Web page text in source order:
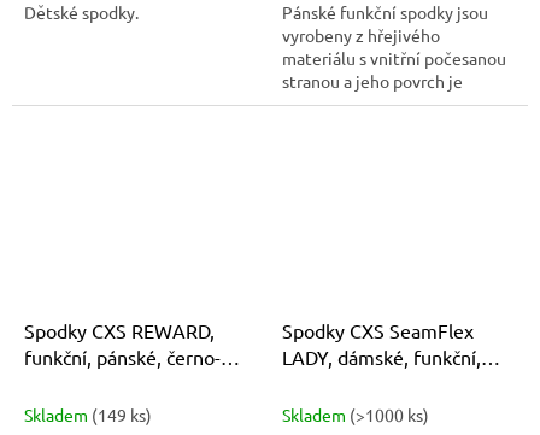
Dětské spodky.
Pánské funkční spodky jsou
vyrobeny z hřejivého
materiálu s vnitřní počesanou
stranou a jeho povrch je
ošetřen antibakteriální
Spodky CXS REWARD,
funkční, pánské, černo-
Skladem (149 ks)
Spodky CXS SeamFlex
LADY, dámské, funkční,
Skladem (>1000 ks)